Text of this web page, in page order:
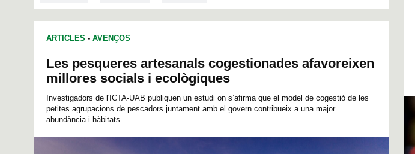
ARTICLES - AVENÇOS
Les pesqueres artesanals cogestionades afavoreixen
millores socials i ecològiques
Investigadors de l'ICTA-UAB publiquen un estudi on s’afirma que el model de cogestió de les
petites agrupacions de pescadors juntament amb el govern contribueix a una major
abundància i hàbitats...